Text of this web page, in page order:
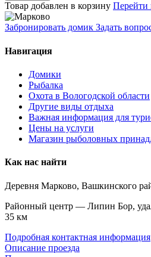
Товар добавлен в корзину Перейти
Забронировать домик Задать
Навигация
Домики
Рыбалка
Охота в Вологодской области
Другие виды отдыха
Важная информация для
Цены на услуги
Магазин рыболовных
Как нас найти
Деревня Марково, Вашкинского
Районный центр — Липин Бор,
35 км
Подробная контактная информация
Описание проезда